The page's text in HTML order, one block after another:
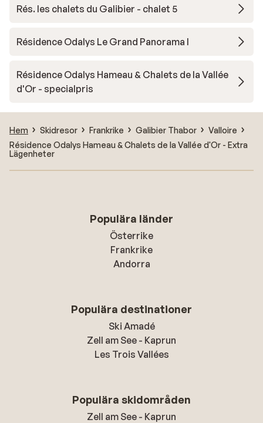
Rés. les chalets du Galibier - chalet 5
Résidence Odalys Le Grand Panorama I
Résidence Odalys Hameau & Chalets de la Vallée
d'Or - specialpris
Hem Skidresor Frankrike Galibier Thabor
Valloire
Résidence Odalys Hameau & Chalets de la Vallée d'Or - Extra
Lägenheter
Populära länder
Österrike
Frankrike
Andorra
Populära destinationer
Ski Amadé
Zell am See - Kaprun
Les Trois Vallées
Populära skidområden
Zell am See - Kaprun